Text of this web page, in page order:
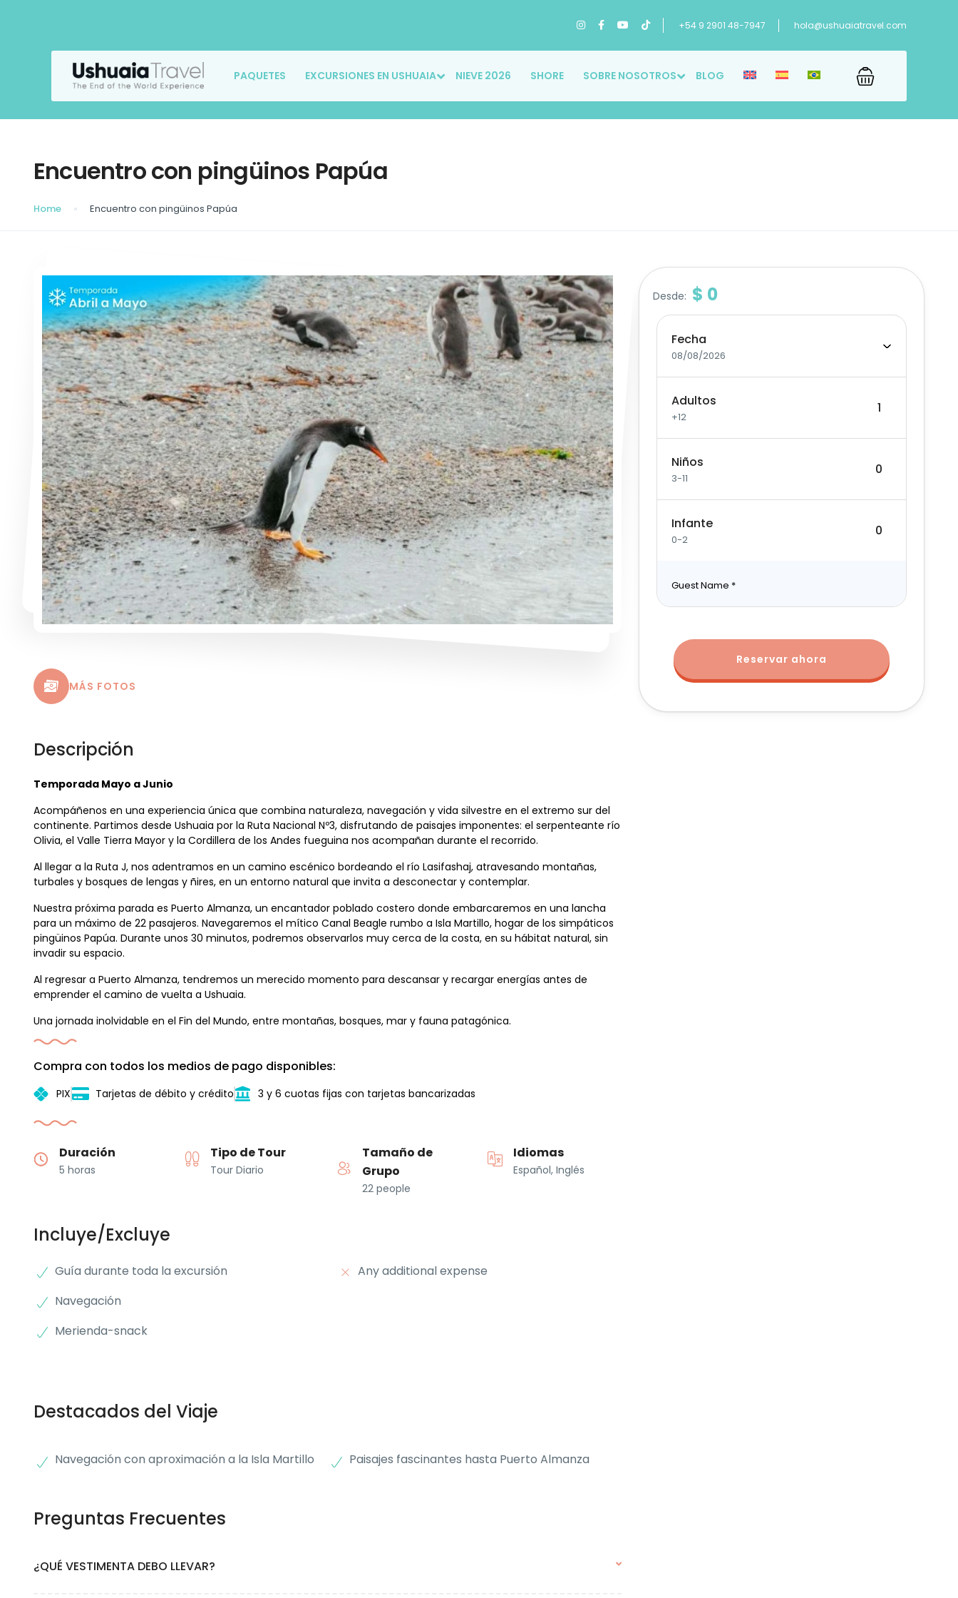
+54 9 2901 48-7947 hola@ushuaiatravel.com
PAQUETES EXCURSIONES EN USHUAIA NIEVE 2026 SHORE SOBRE NOSOTROS BLOG
Encuentro con pingüinos Papúa
Home Encuentro con pingüinos Papúa
MÁS FOTOS
Descripción
Temporada Mayo a Junio
Acompáñenos en una experiencia única que combina naturaleza, navegación y vida silvestre en el extremo sur del
continente. Partimos desde Ushuaia por la Ruta Nacional Nº3, disfrutando de paisajes imponentes: el serpenteante río
Olivia, el Valle Tierra Mayor y la Cordillera de los Andes fueguina nos acompañan durante el recorrido.
Al llegar a la Ruta J, nos adentramos en un camino escénico bordeando el río Lasifashaj, atravesando montañas,
turbales y bosques de lengas y ñires, en un entorno natural que invita a desconectar y contemplar.
Nuestra próxima parada es Puerto Almanza, un encantador poblado costero donde embarcaremos en una lancha
para un máximo de 22 pasajeros. Navegaremos el mítico Canal Beagle rumbo a Isla Martillo, hogar de los simpáticos
pingüinos Papúa. Durante unos 30 minutos, podremos observarlos muy cerca de la costa, en su hábitat natural, sin
invadir su espacio.
Al regresar a Puerto Almanza, tendremos un merecido momento para descansar y recargar energías antes de
emprender el camino de vuelta a Ushuaia.
Una jornada inolvidable en el Fin del Mundo, entre montañas, bosques, mar y fauna patagónica.
Compra con todos los medios de pago disponibles:
PIX Tarjetas de débito y crédito 3 y 6 cuotas fijas con tarjetas bancarizadas
Duración
5 horas
Tipo de Tour
Tour Diario
Tamaño de
Grupo
22 people
Idiomas
Español, Inglés
Incluye/Excluye
Guía durante toda la excursión
Navegación
Merienda-snack
Any additional expense
Destacados del Viaje
Navegación con aproximación a la Isla Martillo Paisajes fascinantes hasta Puerto Almanza
Preguntas Frecuentes
¿QUÉ VESTIMENTA DEBO LLEVAR?
Desde: $ 0
Fecha
08/08/2026
Adultos
+12
Niños
3-11
Infante
0-2
Guest Name *
Reservar ahora